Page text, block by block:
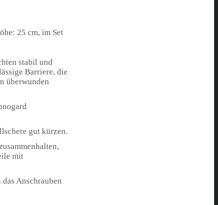
25 cm, im Set
stabil und
Barriere, die
überwunden
gut kürzen.
mit
Anschrauben